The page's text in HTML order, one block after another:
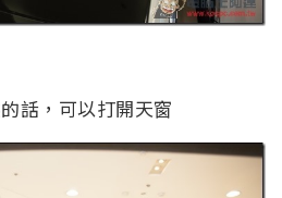
話，可以打開天窗